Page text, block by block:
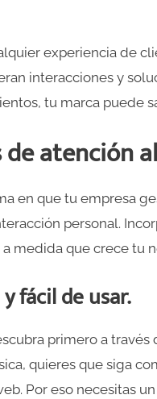
experiencia de
interacciones y
tu marca puede
atención
en que tu empresa
personal.
medida que crece tu
fácil de usar.
primero a través
quieres que siga
Por eso necesitas